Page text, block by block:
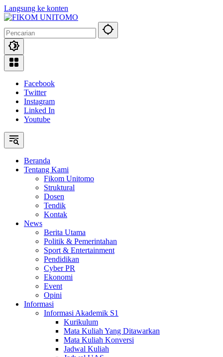
Langsung ke konten
Facebook
Twitter
Instagram
Linked In
Youtube
Beranda
Tentang Kami
Fikom Unitomo
Struktural
Dosen
Tendik
Kontak
News
Berita Utama
Politik & Pemerintahan
Sport & Entertainment
Pendidikan
Cyber PR
Ekonomi
Event
Opini
Informasi
Informasi Akademik S1
Kurikulum
Mata Kuliah Yang Ditawarkan
Mata Kuliah Konversi
Jadwal Kuliah